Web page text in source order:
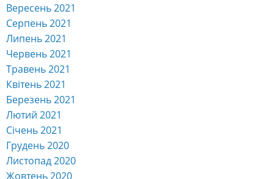
Вересень 2021
Серпень 2021
Липень 2021
Червень 2021
Травень 2021
Квітень 2021
Березень 2021
Лютий 2021
Січень 2021
Грудень 2020
Листопад 2020
Жовтень 2020